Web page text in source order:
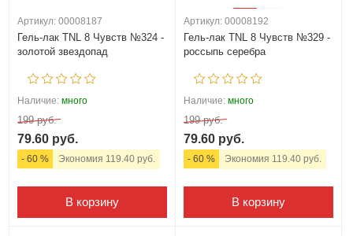
Артикул: 00008187
Гель-лак TNL 8 Чувств №324 -
золотой звездопад
Наличие: много
199 руб.
79.60 руб.
- 60 % Экономия 119.40 руб.
В корзину
Артикул: 00008192
Гель-лак TNL 8 Чувств №329 -
россыпь серебра
Наличие: много
199 руб.
79.60 руб.
- 60 % Экономия 119.40 руб.
В корзину